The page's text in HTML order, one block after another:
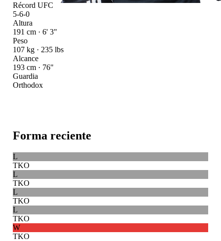
Récord UFC
5-6-0
Altura
191 cm · 6' 3"
Peso
107 kg · 235 lbs
Alcance
193 cm · 76"
Guardia
Orthodox
Forma reciente
L
TKO
L
TKO
L
TKO
L
TKO
W
TKO